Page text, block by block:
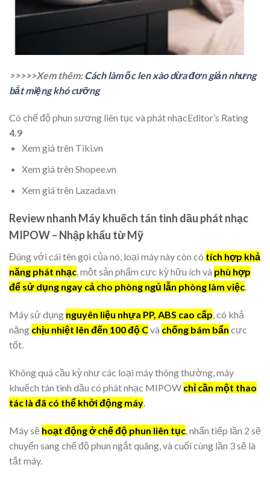
>>>>>Xem thêm:Cách làm ốc len xào dừa đơn giản nhưng
bắt miệng khó cưỡng
Có chế độ phun sương liên tục và phát nhạcEditor’s Rating
4.9
Xem giá trên Tiki.vn
Xem giá trên Shopee.vn
Xem giá trên Lazada.vn
Review nhanh Máy khuếch tán tinh dầu phát nhạc
MIPOW – Nhập khẩu từ Mỹ
Đúng với cái tên gọi của nó, loại máy này còn có tích hợp khả
năng phát nhạc, một sản phẩm cực kỳ hữu ích và phù hợp
để sử dụng ngay cả cho phòng ngủ lẫn phòng làm việc.
Máy sử dụng nguyên liệu nhựa PP, ABS cao cấp, có khả
năng chịu nhiệt lên đến 100 độ Cvà chống bám bẩn cực
tốt.
Không quá cầu kỳ như các loại máy thông thường, máy
khuếch tán tinh dầu có phát nhạc MIPOW chỉ cần một thao
tác là đã có thể khởi động máy.
Máy sẽ hoạt động ở chế độ phun liên tục, nhấn tiếp lần 2 sẽ
chuyển sang chế độ phun ngắt quãng, và cuối cùng lần 3 sẽ là
tắt máy.